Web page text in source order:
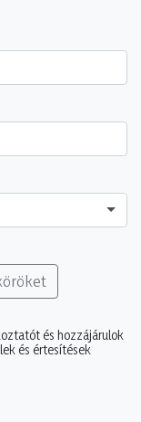
és hozzájárulok
és értesítések